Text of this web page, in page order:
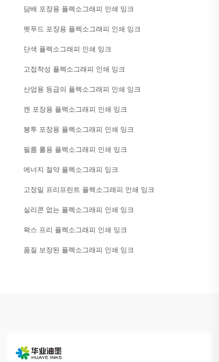
담배 포장용 플렉소그래피 인쇄 잉크
펫푸드 포장용 플렉소그래피 인쇄 잉크
단색 플렉소그래피 인쇄 잉크
고접착성 플렉소그래피 인쇄 잉크
산업용 등급의 플렉소그래피 인쇄 잉크
캔 포장용 플렉소그래피 인쇄 잉크
봉투 포장용 플렉소그래피 인쇄 잉크
필름 롤용 플렉소그래피 인쇄 잉크
에너지 절약 플렉소그래피 잉크
고정밀 프리프린트 플렉소그래피 인쇄 잉크
실리콘 없는 플렉소그래피 인쇄 잉크
왁스 프리 플렉소그래피 인쇄 잉크
품질 보장된 플렉소그래피 인쇄 잉크